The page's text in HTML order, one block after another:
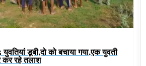
डूबी,दो को बचाया गया,एक युवती
कर रहे तलाश